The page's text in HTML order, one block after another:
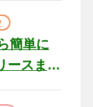
簡単に
ースま